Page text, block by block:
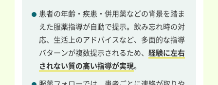
患者の年齢・疾患・併用薬などの背景を踏ま
えた服薬指導が自動で提示。飲み忘れ時の対
応、生活上のアドバイスなど、多面的な指導
パターンが複数提示されるため、経験に左右
されない質の高い指導が実現。